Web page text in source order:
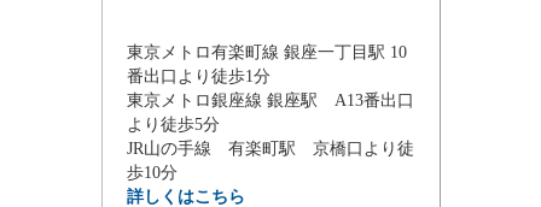
東京メトロ有楽町線 銀座一丁目駅 10
番出口より徒歩1分
東京メトロ銀座線 銀座駅 A13番出口
より徒歩5分
JR山の手線 有楽町駅 京橋口より徒
歩10分
詳しくはこちら